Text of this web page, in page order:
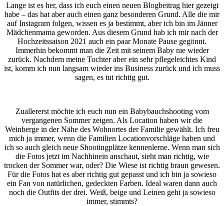
Lange ist es her, dass ich euch einen neuen Blogbeitrag hier gezeigt
habe – das hat aber auch einen ganz besonderen Grund. Alle die mir
auf Instagram folgen, wissen es ja bestimmt, aber ich bin im Jänner
Mädchenmama geworden. Aus diesem Grund hab ich mir nach der
Hochzeitssaison 2021 auch ein paar Monate Pause gegönnt.
Immerhin bekommt man die Zeit mit seinem Baby nie wieder
zurück. Nachdem meine Tochter aber ein sehr pflegeleichtes Kind
ist, komm ich nun langsam wieder ins Business zurück und ich muss
sagen, es tut richtig gut.
Zuallererst möchte ich euch nun ein Babybauchshooting vom
vergangenen Sommer zeigen. Als Location haben wir die
Weinberge in der Nähe des Wohnortes der Familie gewählt. Ich freu
mich ja immer, wenn die Familien Locationvorschläge haben und
ich so auch gleich neue Shootingplätze kennenlerne. Wenn man sich
die Fotos jetzt im Nachhinein anschaut, sieht man richtig, wie
trocken der Sommer war, oder? Die Wiese ist richtig braun gewesen.
Für die Fotos hat es aber richtig gut gepasst und ich bin ja sowieso
ein Fan von natürlichen, gedeckten Farben. Ideal waren dann auch
noch die Outfits der drei. Weiß, beige und Leinen geht ja sowieso
immer, stimmts?